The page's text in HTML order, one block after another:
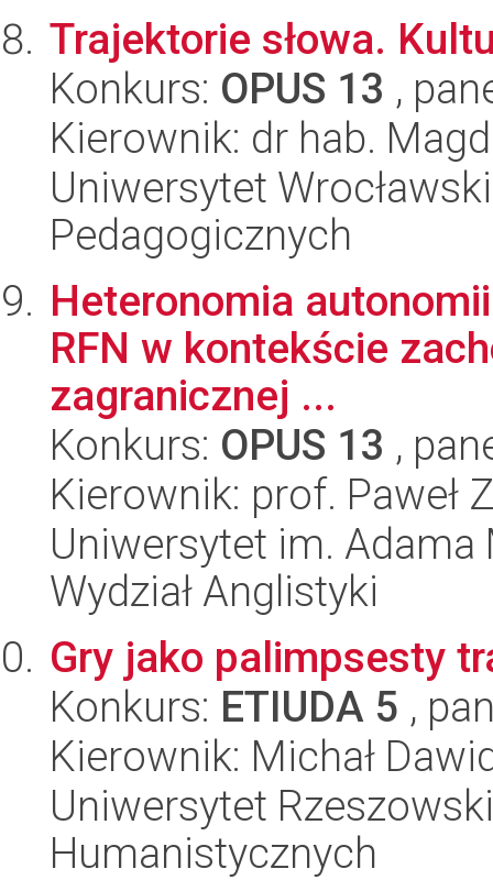
Trajektorie słowa.
Konkurs: OPUS 13 ,
Kierownik: dr hab.
Uniwersytet
Pedagogicznych
Heteronomia
RFN w kontekście
zagranicznej ...
Konkurs: OPUS 13 ,
Kierownik: prof. Paweł
Uniwersytet im.
Wydział Anglistyki
Gry jako palimpsesty
Konkurs: ETIUDA 5 ,
Kierownik: Michał
Uniwersytet
Humanistycznych